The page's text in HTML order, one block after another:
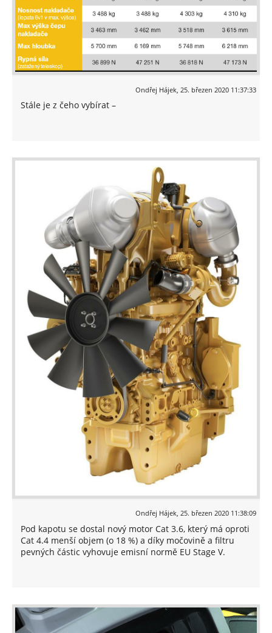
Ondřej Hájek 25. březen 2020 11:37:33
Stále je z čeho vybírat –
Ondřej Hájek,25. březen 2020 11:38:09
Pod kapotu se dostal nový motor Cat 3.6, který má oproti
Cat 4.4 menší objem (o 18 %) a díky močovině a filtru
pevných částic vyhovuje emisní normě EU Stage V.